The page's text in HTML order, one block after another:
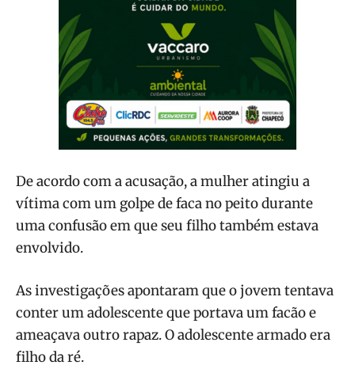
De acordo com a acusação, a mulher atingiu a
vítima com um golpe de faca no peito durante
uma confusão em que seu filho também estava
envolvido.
As investigações apontaram que o jovem tentava
conter um adolescente que portava um facão e
ameaçava outro rapaz. O adolescente armado era
filho da ré.